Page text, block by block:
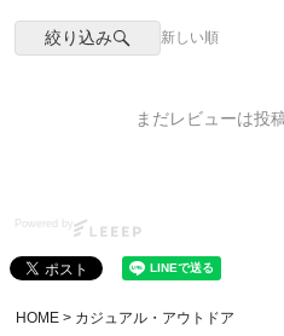
絞り込み 新しい順
まだレビューは投
Powered by
HOME カジュアル・アウトドア